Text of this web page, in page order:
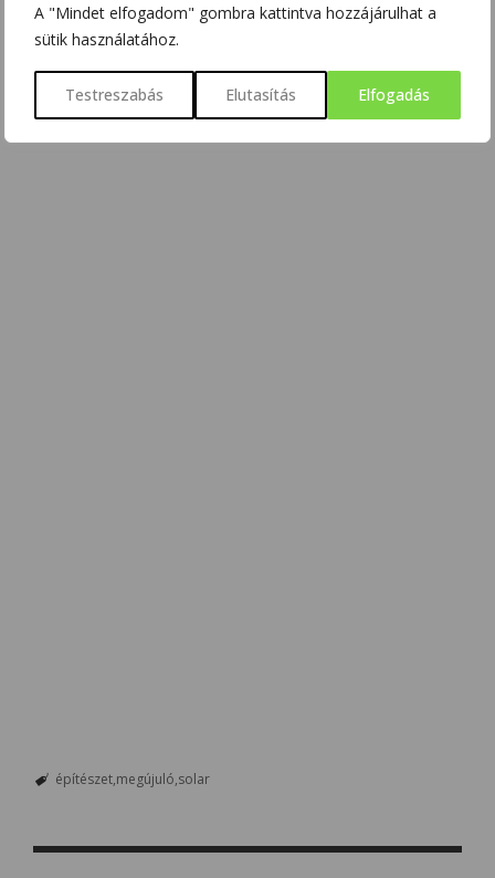
A "Mindet elfogadom" gombra kattintva hozzájárulhat a
sütik használatához.
Testreszabás Elutasítás
Elfogadás
építészet megújuló solar